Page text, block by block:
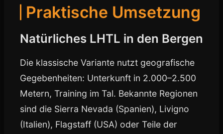
Praktische Umsetzung
Natürliches LHTL in den Bergen
Die klassische Variante nutzt geografische
Gegebenheiten: Unterkunft in 2.000–2.500
Metern, Training im Tal. Bekannte Regionen
sind die Sierra Nevada (Spanien), Livigno
(Italien), Flagstaff (USA) oder Teile der